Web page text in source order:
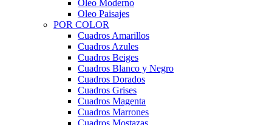
Oleo Moderno
Oleo Paisajes
POR COLOR
Cuadros Amarillos
Cuadros Azules
Cuadros Beiges
Cuadros Blanco y Negro
Cuadros Dorados
Cuadros Grises
Cuadros Magenta
Cuadros Marrones
Cuadros Mostazas